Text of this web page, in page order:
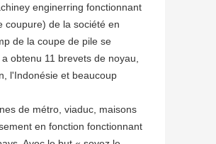
enginerring fonctionnant
coupure) de la société en
de la coupe de pile se
obtenu 11 brevets de noyau,
l'Indonésie et beaucoup
de métro, viaduc, maisons
en fonction fonctionnant